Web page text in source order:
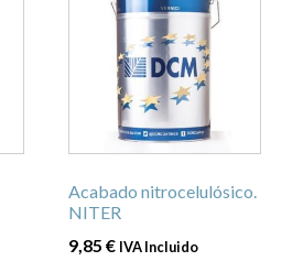
Acabado nitrocelulósico.
NITER
9,85€ IVA Incluido
múltiples
variantes.
opciones
pueden
elegir
en